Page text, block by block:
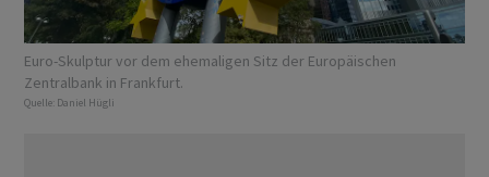
Euro-Skulptur vor dem ehemaligen Sitz der Europäischen
Zentralbank in Frankfurt.
Quelle: Daniel Hügli